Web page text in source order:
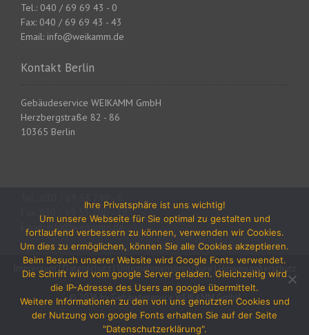
Tel.: 040 / 69 69 43 - 0
Fax: 040 / 69 69 43 - 43
Email: info@weikamm.de
Kontakt Berlin
Gebäudeservice WEIKAMM GmbH
Herzbergstraße 82 - 86
10365 Berlin
Fax: 030 / 69 53 290 - 29
Email: info@weikamm.de
Impressum |Datenschutz Unternehmensbroschüre |Hinweisgeberschutz
© 2026 by Gebäudeservice WEIKAMM GmbH
Ihre Privatsphäre ist uns wichtig!
Um unsere Webseite für Sie optimal zu gestalten und
fortlaufend verbessern zu können, verwenden wir Cookies.
Um dies zu ermöglichen, können Sie alle Cookies akzeptieren.
Beim Besuch unserer Website wird Google Fonts verwendet.
Die Schrift wird vom google Server geladen. Gleichzeitig wird
die IP-Adresse des Users an google übermittelt.
Weitere Informationen zu den von uns genutzten Cookies und
der Nutzung von google Fonts erhalten Sie auf der Seite
"Datenschutzerklärung".